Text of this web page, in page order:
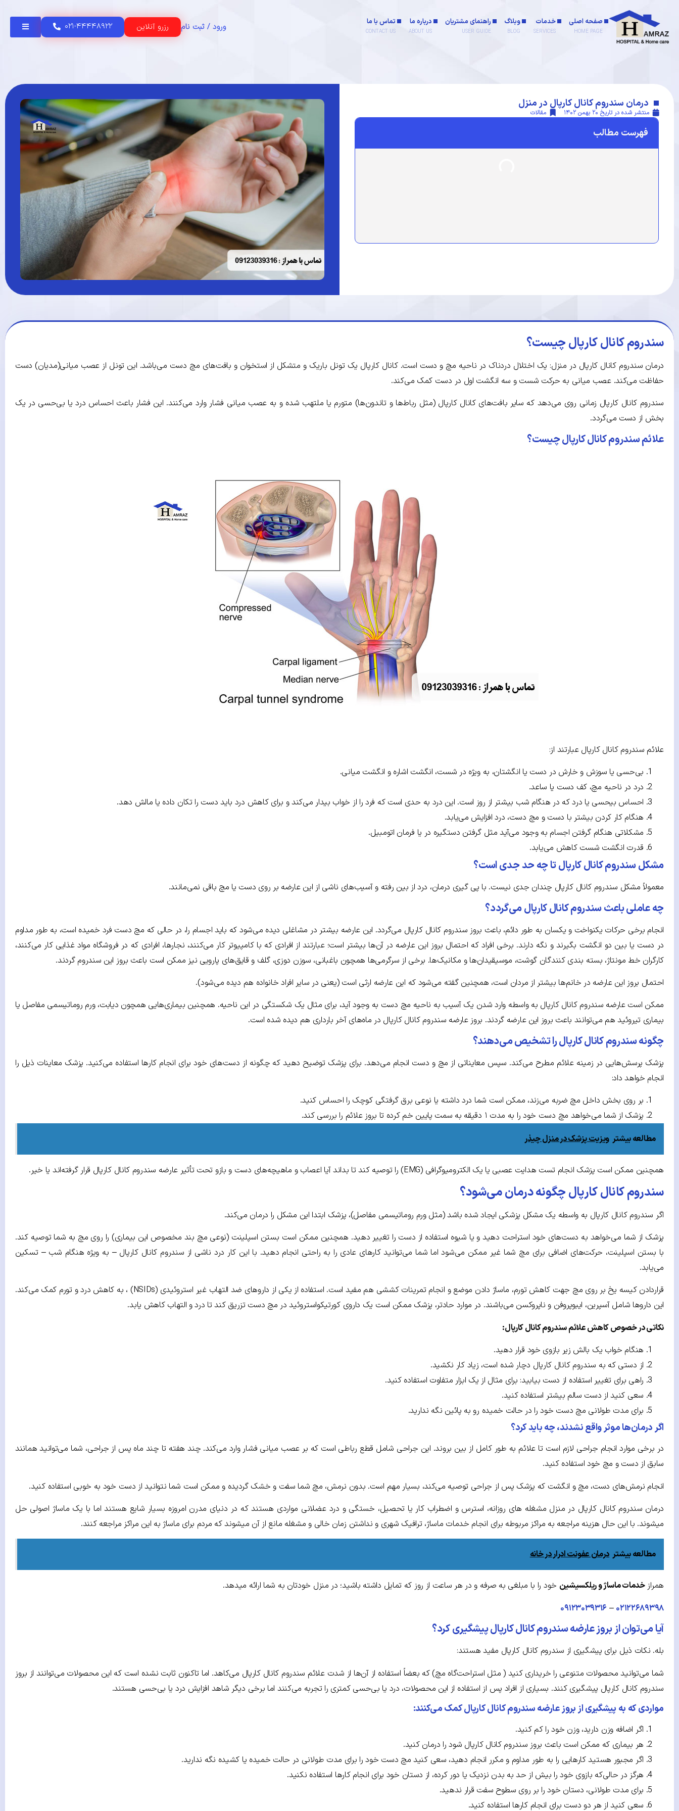
صفحه اصلی
HOME PAGE
خدمات
SERVICES
وبلاگ
BLOG
راهنمای مشتریان
USER GUIDE
درباره ما
ABOUT US
تماس با ما
CONTACT US ورود / ثبت نام رزرو آنلاین ۰۲۱-۴۴۴۴۸۹۲۲
درمان سندروم کانال کارپال در منزل
منتشر شده در تاریخ مقالات
فهرست مطالب
سندروم کانال کارپال چیست؟
درمان سندروم کانال کارپال در منزل: یک اختلال دردناک در ناحیه مچ و دست است. کانال کارپال یک تونل باریک و متشکل از استخوان و بافت‌های مچ دست می‌باشد. این تونل از عصب میانی(مدیان) دست
حفاظت می‌کند. عصب میانی به حرکت شست و سه انگشت اول در دست کمک می‌کند.
سندروم کانال کارپال زمانی روی می‌دهد که سایر بافت‌های کانال کارپال (مثل رباط‌ها و تاندون‌ها) متورم یا ملتهب شده و به عصب میانی فشار وارد می‌کنند. این فشار باعث احساس درد یا بی‌حسی در یک
بخش از دست می‌گردد.
علائم سندروم کانال کارپال چیست؟
علائم سندروم کانال کارپال عبارتند از:
بی‌حسی یا سوزش و خارش در دست یا انگشتان، به ویژه در شست، انگشت اشاره و انگشت میانی.
درد در ناحیه مچ، کف دست یا ساعد.
احساس بیحسی یا درد که در هنگام شب بیشتر از روز است. این درد به حدی است که فرد را از خواب بیدار می‌کند و برای کاهش درد باید دست را تکان داده یا مالش دهد.
هنگام کار کردن بیشتر با دست و مچ دست، درد افزایش می‌یابد.
مشکلاتی هنگام گرفتن اجسام به وجود می‌آید مثل گرفتن دستگیره در یا فرمان اتومبیل.
قدرت انگشت شست کاهش می‌یابد.
مشکل سندروم کانال کارپال تا چه حد جدی است؟
معمولاً مشکل سندروم کانال کارپال چندان جدی نیست. با پی گیری درمان، درد از بین رفته و آسیب‌های ناشی از این عارضه بر روی دست یا مچ باقی نمی‌مانند.
چه عاملی باعث سندروم کانال کارپال می‌گردد؟
انجام برخی حرکات یکنواخت و یکسان به طور دائم، باعث بروز سندروم کانال کارپال می‌گردد. این عارضه بیشتر در مشاغلی دیده می‌شود که باید اجسام را، در حالی که مچ دست فرد خمیده است، به طور مداوم
در دست یا بین دو انگشت بگیرند و نگه دارند. برخی افراد که احتمال بروز این عارضه در آن‌ها بیشتر است؛ عبارتند از افرادی که با کامپیوتر کار می‌کنند، نجارها، افرادی که در فروشگاه مواد غذایی کار می‌کنند،
کارگران خط مونتاژ، بسته بندی کنندگان گوشت، موسیقیدان‌ها و مکانیک‌ها. برخی از سرگرمی‌ها همچون باغبانی، سوزن دوزی، گلف و قایق‌های پارویی نیز ممکن است باعث بروز این سندروم گردند.
احتمال بروز این عارضه در خانم‌ها بیشتر از مردان است، همچنین گفته می‌شود که این عارضه ارثی است (یعنی در سایر افراد خانواده هم دیده می‌شود).
ممکن است عارضه سندروم کانال کارپال به واسطه وارد شدن یک آسیب به ناحیه مچ دست به وجود آید، برای مثال یک شکستگی در این ناحیه. همچنین بیماری‌هایی همچون دیابت، ورم روماتیسمی مفاصل یا
بیماری تیروئید هم می‌توانند باعث بروز این عارضه گردند. بروز عارضه سندروم کانال کارپال در ماه‌های آخر بارداری هم دیده شده است.
چگونه سندروم کانال کارپال را تشخیص می‌دهند؟
پزشک پرسش‌هایی در زمینه علائم مطرح می‌کند. سپس معایناتی از مچ و دست انجام می‌دهد. برای پزشک توضیح دهید که چگونه از دست‌های خود برای انجام کارها استفاده می‌کنید. پزشک معاینات ذیل را
انجام خواهد داد:
بر روی بخش داخل مچ ضربه می‌زند، ممکن است شما درد داشته یا نوعی برق گرفتگی کوچک را احساس کنید.
پزشک از شما می‌خواهد مچ دست خود را به مدت ۱ دقیقه به سمت پایین خم کرده تا بروز علائم را بررسی کند.
مطالعه بیشتر ویزیت پزشک در منزل چیذر
همچنین ممکن است پزشک انجام تست هدایت عصبی یا یک الکترومیوگرافی (EMG) را توصیه کند تا بداند آیا اعصاب و ماهیچه‌های دست و بازو تحت تأثیر عارضه سندروم کانال کارپال قرار گرفته‌اند یا خیر.
سندروم کانال کارپال چگونه درمان می‌شود؟
اگر سندروم کانال کارپال به واسطه یک مشکل پزشکی ایجاد شده باشد (مثل ورم روماتیسمی مفاصل)، پزشک ابتدا این مشکل را درمان می‌کند.
پزشک از شما می‌خواهد به دست‌های خود استراحت دهید و یا شیوه استفاده از دست را تغییر دهید. همچنین ممکن است بستن اسپلینت (نوعی مچ بند مخصوص این بیماری) را روی مچ به شما توصیه کند.
با بستن اسپلینت، حرکت‌های اضافی برای مچ شما غیر ممکن می‌شود اما شما می‌توانید کارهای عادی را به راحتی انجام دهید. با این کار درد ناشی از سندروم کانال کارپال – به ویژه هنگام شب – تسکین
می‌یابد.
قراردادن کیسه یخ بر روی مچ جهت کاهش تورم، ماساژ دادن موضع و انجام تمرینات کششی هم مفید است. استفاده از یکی از داروهای ضد التهاب غیر استروئیدی (NSIDs) ، به کاهش درد و تورم کمک می‌کند.
این داروها شامل آسپرین، ایبوپروفن و ناپروکسن می‌باشند. در موارد حادتر، پزشک ممکن است یک داروی کورتیکواستروئید در مچ دست تزریق کند تا درد و التهاب کاهش یابد.
نکاتی در خصوص کاهش علائم سندروم کانال کارپال:
هنگام خواب یک بالش زیر بازوی خود قرار دهید.
از دستی که به سندروم کانال کارپال دچار شده است، زیاد کار نکشید.
راهی برای تغییر استفاده از دست بیابید: برای مثال از یک ابزار متفاوت استفاده کنید.
سعی کنید از دست سالم بیشتر استفاده کنید.
برای مدت طولانی مچ دست خود را در حالت خمیده رو به پائین نگه ندارید.
اگر درمان‌ها موثر واقع نشدند، چه باید کرد؟
در برخی موارد انجام جراحی لازم است تا علائم به طور کامل از بین بروند. این جراحی شامل قطع رباطی است که بر عصب میانی فشار وارد می‌کند. چند هفته تا چند ماه پس از جراحی، شما می‌توانید همانند
سابق از دست و مچ خود استفاده کنید.
انجام نرمش‌های دست، مچ و انگشت که پزشک پس از جراحی توصیه می‌کند، بسیار مهم است. بدون نرمش، مچ شما سفت و خشک گردیده و ممکن است شما نتوانید از دست خود به خوبی استفاده کنید.
درمان سندروم کانال کارپال در منزل مشغله های روزانه، استرس و اضطراب کار یا تحصیل، خستگی و درد عضلانی مواردی هستند که در دنیای مدرن امروزه بسیار شایع هستند اما با یک ماساژ اصولی حل
میشوند. با این حال هزینه مراجعه به مراکز مربوطه برای انجام خدمات ماساژ، ترافیک شهری و نداشتن زمان خالی و مشغله مانع از آن میشوند که مردم برای ماساژ به این مراکز مراجعه کنند.
مطالعه بیشتر درمان عفونت ادرار در خانه
همرازخدمات ماساژ و ریلکسیشین خود را با مبلغی به صرفه و در هر ساعت از روز که تمایل داشته باشید؛ در منزل خودتان به شما ارائه میدهد.
۰۲۱۲۲۶۸۹۳۹۸ – ۰۹۱۲۳۰۳۹۳۱۶
آیا می‌توان از بروز عارضه سندروم کانال کارپال پیشگیری کرد؟
بله. نکات ذیل برای پیشگیری از سندروم کانال کارپال مفید هستند:
شما می‌توانید محصولات متنوعی را خریداری کنید ( مثل استراحت‌گاه مچ) که بعضاً استفاده از آن‌ها از شدت علائم سندروم کانال کارپال می‌کاهد. اما تاکنون ثابت نشده است که این محصولات می‌توانند از بروز
سندروم کانال کارپال پیشگیری کنند. بسیاری از افراد پس از استفاده از این محصولات، درد یا بی‌حسی کمتری را تجربه می‌کنند اما برخی دیگر شاهد افزایش درد یا بی‌حسی هستند.
مواردی که به پیشگیری از بروز عارضه سندروم کانال کارپال کمک می‌کنند:
اگر اضافه وزن دارید، وزن خود را کم کنید.
هر بیماری که ممکن است باعث بروز سندروم کانال کارپال شود را درمان کنید.
اگر مجبور هستید کارهایی را به طور مداوم و مکرر انجام دهید، سعی کنید مچ دست خود را برای مدت طولانی در حالت خمیده یا کشیده نگه ندارید.
هرگز در حالی‌که بازوی خود را بیش از حد به بدن نزدیک یا دور کرده، از دستان خود برای انجام کارها استفاده نکنید.
برای مدت طولانی، دستان خود را بر روی سطوح سفت قرار ندهید.
سعی کنید از هر دو دست برای انجام کارها استفاده کنید.